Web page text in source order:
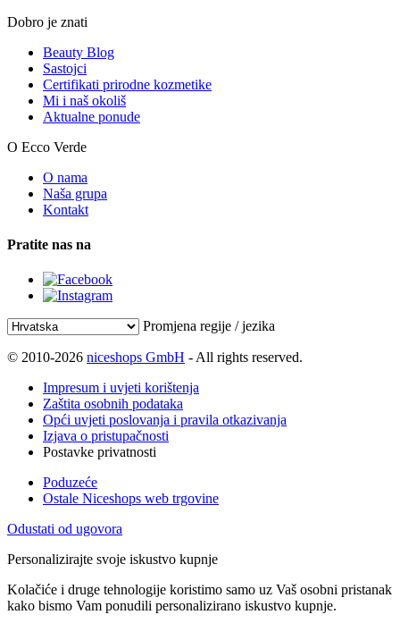
Dobro je znati
Beauty Blog
Sastojci
Certifikati prirodne kozmetike
Mi i naš okoliš
Aktualne ponude
O Ecco Verde
O nama
Naša grupa
Kontakt
Pratite nas na
Promjena regije / jezika
© 2010-2026 niceshops GmbH - All rights reserved.
Impresum i uvjeti korištenja
Zaštita osobnih podataka
Opći uvjeti poslovanja i pravila otkazivanja
Izjava o pristupačnosti
Postavke privatnosti
Poduzeće
Ostale Niceshops web trgovine
Odustati od ugovora
Personalizirajte svoje iskustvo kupnje
Kolačiće i druge tehnologije koristimo samo uz Vaš osobni pristanak
kako bismo Vam ponudili personalizirano iskustvo kupnje.